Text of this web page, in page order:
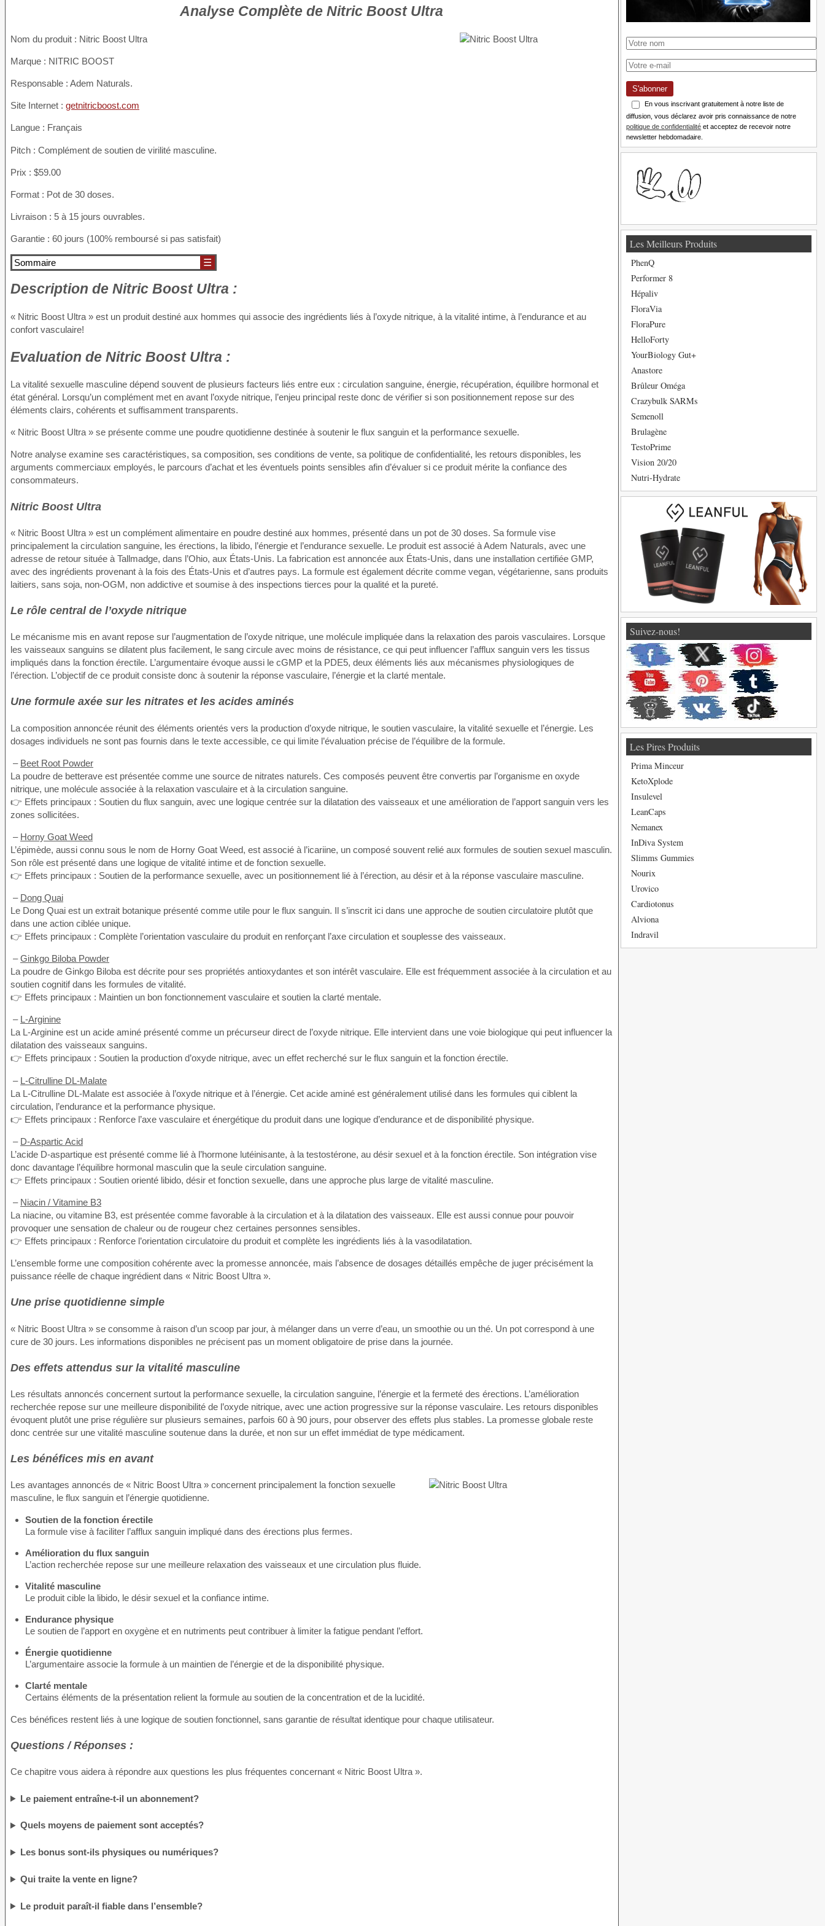
Analyse Complète de Nitric Boost Ultra
Nom du produit : Nitric Boost Ultra
Marque : NITRIC BOOST
Responsable : Adem Naturals.
Site Internet : getnitricboost.com
Langue : Français
Pitch : Complément de soutien de virilité masculine.
Prix : $59.00
Format : Pot de 30 doses.
Livraison : 5 à 15 jours ouvrables.
Garantie : 60 jours (100% remboursé si pas satisfait)
Sommaire ☰
Description de Nitric Boost Ultra :
« Nitric Boost Ultra » est un produit destiné aux hommes qui associe des ingrédients liés à l’oxyde nitrique, à la vitalité intime, à l’endurance et au
confort vasculaire!
Evaluation de Nitric Boost Ultra :
La vitalité sexuelle masculine dépend souvent de plusieurs facteurs liés entre eux : circulation sanguine, énergie, récupération, équilibre hormonal et
état général. Lorsqu’un complément met en avant l’oxyde nitrique, l’enjeu principal reste donc de vérifier si son positionnement repose sur des
éléments clairs, cohérents et suffisamment transparents.
« Nitric Boost Ultra » se présente comme une poudre quotidienne destinée à soutenir le flux sanguin et la performance sexuelle.
Notre analyse examine ses caractéristiques, sa composition, ses conditions de vente, sa politique de confidentialité, les retours disponibles, les
arguments commerciaux employés, le parcours d’achat et les éventuels points sensibles afin d’évaluer si ce produit mérite la confiance des
consommateurs.
Nitric Boost Ultra
« Nitric Boost Ultra » est un complément alimentaire en poudre destiné aux hommes, présenté dans un pot de 30 doses. Sa formule vise
principalement la circulation sanguine, les érections, la libido, l’énergie et l’endurance sexuelle. Le produit est associé à Adem Naturals, avec une
adresse de retour située à Tallmadge, dans l’Ohio, aux États-Unis. La fabrication est annoncée aux États-Unis, dans une installation certifiée GMP,
avec des ingrédients provenant à la fois des États-Unis et d’autres pays. La formule est également décrite comme vegan, végétarienne, sans produits
laitiers, sans soja, non-OGM, non addictive et soumise à des inspections tierces pour la qualité et la pureté.
Le rôle central de l’oxyde nitrique
Le mécanisme mis en avant repose sur l’augmentation de l’oxyde nitrique, une molécule impliquée dans la relaxation des parois vasculaires. Lorsque
les vaisseaux sanguins se dilatent plus facilement, le sang circule avec moins de résistance, ce qui peut influencer l’afflux sanguin vers les tissus
impliqués dans la fonction érectile. L’argumentaire évoque aussi le cGMP et la PDE5, deux éléments liés aux mécanismes physiologiques de
l’érection. L’objectif de ce produit consiste donc à soutenir la réponse vasculaire, l’énergie et la clarté mentale.
Une formule axée sur les nitrates et les acides aminés
La composition annoncée réunit des éléments orientés vers la production d’oxyde nitrique, le soutien vasculaire, la vitalité sexuelle et l’énergie. Les
dosages individuels ne sont pas fournis dans le texte accessible, ce qui limite l’évaluation précise de l’équilibre de la formule.
– Beet Root Powder
La poudre de betterave est présentée comme une source de nitrates naturels. Ces composés peuvent être convertis par l’organisme en oxyde
nitrique, une molécule associée à la relaxation vasculaire et à la circulation sanguine.
👉 Effets principaux : Soutien du flux sanguin, avec une logique centrée sur la dilatation des vaisseaux et une amélioration de l’apport sanguin vers les
zones sollicitées.
– Horny Goat Weed
L’épimède, aussi connu sous le nom de Horny Goat Weed, est associé à l’icariine, un composé souvent relié aux formules de soutien sexuel masculin.
Son rôle est présenté dans une logique de vitalité intime et de fonction sexuelle.
👉 Effets principaux : Soutien de la performance sexuelle, avec un positionnement lié à l’érection, au désir et à la réponse vasculaire masculine.
– Dong Quai
Le Dong Quai est un extrait botanique présenté comme utile pour le flux sanguin. Il s’inscrit ici dans une approche de soutien circulatoire plutôt que
dans une action ciblée unique.
👉 Effets principaux : Complète l’orientation vasculaire du produit en renforçant l’axe circulation et souplesse des vaisseaux.
–Ginkgo Biloba Powder
La poudre de Ginkgo Biloba est décrite pour ses propriétés antioxydantes et son intérêt vasculaire. Elle est fréquemment associée à la circulation et au
soutien cognitif dans les formules de vitalité.
👉 Effets principaux : Maintien un bon fonctionnement vasculaire et soutien la clarté mentale.
– L-Arginine
La L-Arginine est un acide aminé présenté comme un précurseur direct de l’oxyde nitrique. Elle intervient dans une voie biologique qui peut influencer la
dilatation des vaisseaux sanguins.
👉 Effets principaux : Soutien la production d’oxyde nitrique, avec un effet recherché sur le flux sanguin et la fonction érectile.
– L-Citrulline DL-Malate
La L-Citrulline DL-Malate est associée à l’oxyde nitrique et à l’énergie. Cet acide aminé est généralement utilisé dans les formules qui ciblent la
circulation, l’endurance et la performance physique.
👉 Effets principaux : Renforce l’axe vasculaire et énergétique du produit dans une logique d’endurance et de disponibilité physique.
– D-Aspartic Acid
L’acide D-aspartique est présenté comme lié à l’hormone lutéinisante, à la testostérone, au désir sexuel et à la fonction érectile. Son intégration vise
donc davantage l’équilibre hormonal masculin que la seule circulation sanguine.
👉 Effets principaux : Soutien orienté libido, désir et fonction sexuelle, dans une approche plus large de vitalité masculine.
– Niacin / Vitamine B3
La niacine, ou vitamine B3, est présentée comme favorable à la circulation et à la dilatation des vaisseaux. Elle est aussi connue pour pouvoir
provoquer une sensation de chaleur ou de rougeur chez certaines personnes sensibles.
👉 Effets principaux : Renforce l’orientation circulatoire du produit et complète les ingrédients liés à la vasodilatation.
L’ensemble forme une composition cohérente avec la promesse annoncée, mais l’absence de dosages détaillés empêche de juger précisément la
puissance réelle de chaque ingrédient dans « Nitric Boost Ultra ».
Une prise quotidienne simple
« Nitric Boost Ultra » se consomme à raison d’un scoop par jour, à mélanger dans un verre d’eau, un smoothie ou un thé. Un pot correspond à une
cure de 30 jours. Les informations disponibles ne précisent pas un moment obligatoire de prise dans la journée.
Des effets attendus sur la vitalité masculine
Les résultats annoncés concernent surtout la performance sexuelle, la circulation sanguine, l’énergie et la fermeté des érections. L’amélioration
recherchée repose sur une meilleure disponibilité de l’oxyde nitrique, avec une action progressive sur la réponse vasculaire. Les retours disponibles
évoquent plutôt une prise régulière sur plusieurs semaines, parfois 60 à 90 jours, pour observer des effets plus stables. La promesse globale reste
donc centrée sur une vitalité masculine soutenue dans la durée, et non sur un effet immédiat de type médicament.
Les bénéfices mis en avant
Les avantages annoncés de « Nitric Boost Ultra » concernent principalement la fonction sexuelle
masculine, le flux sanguin et l’énergie quotidienne.
Soutien de la fonction érectile
La formule vise à faciliter l’afflux sanguin impliqué dans des érections plus fermes.
Amélioration du flux sanguin
L’action recherchée repose sur une meilleure relaxation des vaisseaux et une circulation plus fluide.
Vitalité masculine
Le produit cible la libido, le désir sexuel et la confiance intime.
Endurance physique
Le soutien de l’apport en oxygène et en nutriments peut contribuer à limiter la fatigue pendant l’effort.
Énergie quotidienne
L’argumentaire associe la formule à un maintien de l’énergie et de la disponibilité physique.
Clarté mentale
Certains éléments de la présentation relient la formule au soutien de la concentration et de la lucidité.
Ces bénéfices restent liés à une logique de soutien fonctionnel, sans garantie de résultat identique pour chaque utilisateur.
Questions / Réponses :
Ce chapitre vous aidera à répondre aux questions les plus fréquentes concernant « Nitric Boost Ultra ».
Le paiement entraîne-t-il un abonnement?
Quels moyens de paiement sont acceptés?
Les bonus sont-ils physiques ou numériques?
Qui traite la vente en ligne?
Le produit paraît-il fiable dans l’ensemble?
S'abonner
En vous inscrivant gratuitement à notre liste de
diffusion, vous déclarez avoir pris connaissance de notre
politique de confidentialité et acceptez de recevoir notre
newsletter hebdomadaire.
Les Meilleurs Produits
PhenQ
Performer 8
Hépaliv
FloraVia
FloraPure
HelloForty
YourBiology Gut+
Anastore
Brûleur Oméga
Crazybulk SARMs
Semenoll
Brulagène
TestoPrime
Vision 20/20
Nutri-Hydrate
Suivez-nous!
Les Pires Produits
Prima Minceur
KetoXplode
Insulevel
LeanCaps
Nemanex
InDiva System
Slimms Gummies
Nourix
Urovico
Cardiotonus
Alviona
Indravil